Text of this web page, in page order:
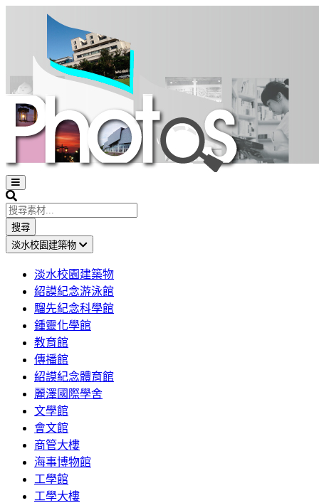
Open
sidebar
Search
搜尋
淡水校園建築物
淡水校園建築物
紹謨紀念游泳館
騮先紀念科學館
鍾靈化學館
教育館
傳播館
紹謨紀念體育館
麗澤國際學舍
文學館
會文館
商管大樓
海事博物館
工學館
工學大樓